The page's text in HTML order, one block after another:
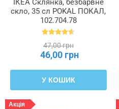
ІКЕА Склянка, безбарвне
скло, 35 сл POKAL ПОКАЛ,
102.704.78
47,00 грн
46,00 грн
У КОШИК
Акція